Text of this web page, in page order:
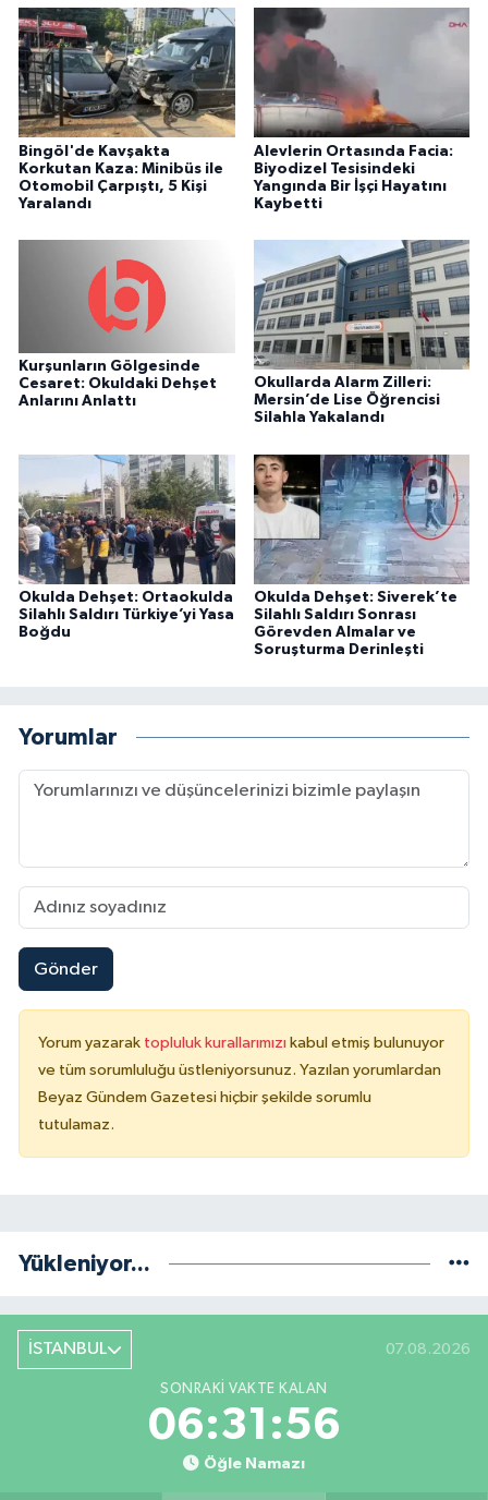
Bingöl'de Kavşakta
Korkutan Kaza: Minibüs ile
Otomobil Çarpıştı, 5 Kişi
Yaralandı
Alevlerin Ortasında Facia:
Biyodizel Tesisindeki
Yangında Bir İşçi Hayatını
Kaybetti
Kurşunların Gölgesinde
Cesaret: Okuldaki Dehşet
Anlarını Anlattı
Okullarda Alarm Zilleri:
Mersin’de Lise Öğrencisi
Silahla Yakalandı
Okulda Dehşet: Ortaokulda
Silahlı Saldırı Türkiye’yi Yasa
Boğdu
Okulda Dehşet: Siverek’te
Silahlı Saldırı Sonrası
Görevden Almalar ve
Soruşturma Derinleşti
Yorumlar
Gönder
Yorum yazarak topluluk kurallarımızı kabul etmiş bulunuyor
ve tüm sorumluluğu üstleniyorsunuz. Yazılan yorumlardan
Beyaz Gündem Gazetesi hiçbir şekilde sorumlu
tutulamaz.
Yükleniyor...
İSTANBUL 07.08.2026
SONRAKI VAKTE KALAN
06:31:56
Öğle Namazı